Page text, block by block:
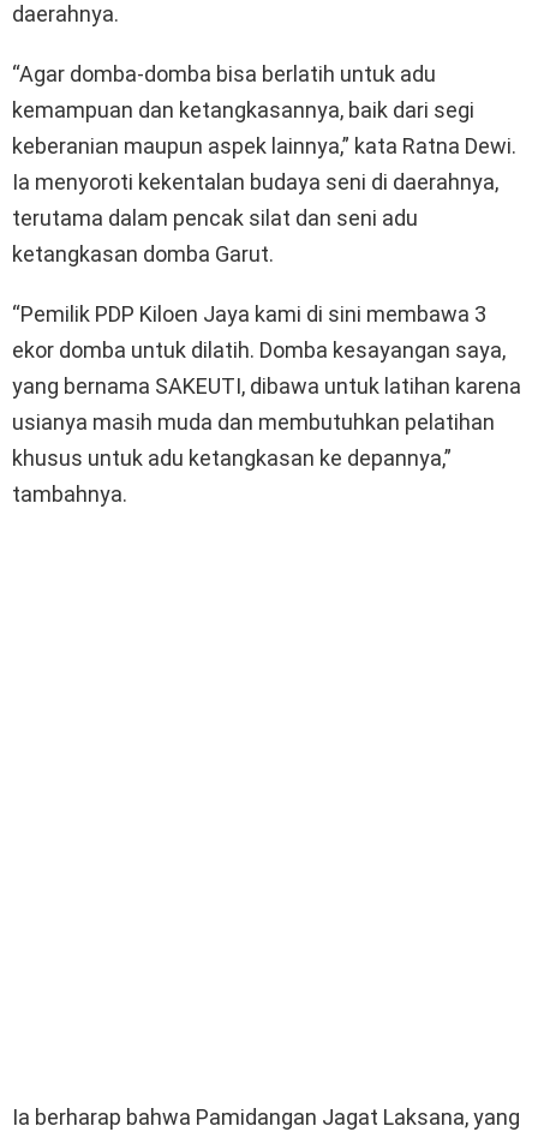
daerahnya.
“Agar domba-domba bisa berlatih untuk adu
kemampuan dan ketangkasannya, baik dari segi
keberanian maupun aspek lainnya,” kata Ratna Dewi.
Ia menyoroti kekentalan budaya seni di daerahnya,
terutama dalam pencak silat dan seni adu
ketangkasan domba Garut.
“Pemilik PDP Kiloen Jaya kami di sini membawa 3
ekor domba untuk dilatih. Domba kesayangan saya,
yang bernama SAKEUTI, dibawa untuk latihan karena
usianya masih muda dan membutuhkan pelatihan
khusus untuk adu ketangkasan ke depannya,”
tambahnya.
Ia berharap bahwa Pamidangan Jagat Laksana, yang